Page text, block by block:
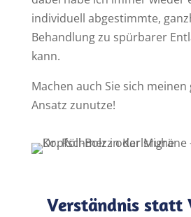
individuell abgestimmte,
Behandlung zu spürbarer
kann.
Machen auch Sie sich
Ansatz zunutze!
Verständnis statt